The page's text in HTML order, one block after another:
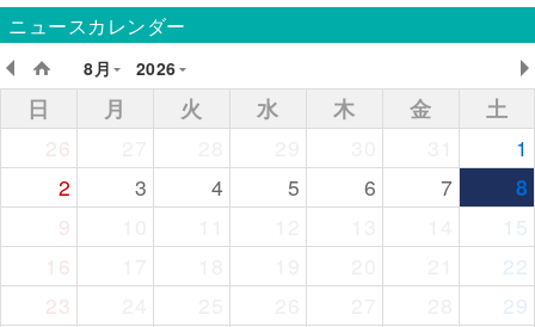
ニュースカレンダー
8月
2026
日 月 火 水 木 金
土
26
1
2
3 4 5 6 7
8
9
15
16
22
23
29